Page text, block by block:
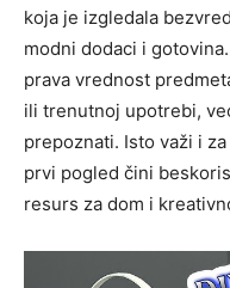
koja je izgledala
modni dodaci i
prava vrednost
ili trenutnoj upotrebi,
prepoznati. Isto važi i
prvi pogled čini
resurs za dom i